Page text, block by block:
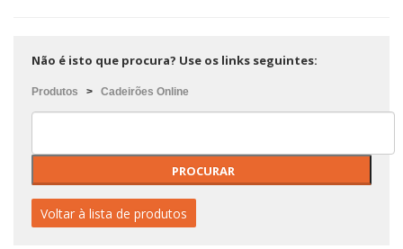
Não é isto que procura? Use os links seguintes:
Produtos > Cadeirões Online
Voltar à lista de produtos